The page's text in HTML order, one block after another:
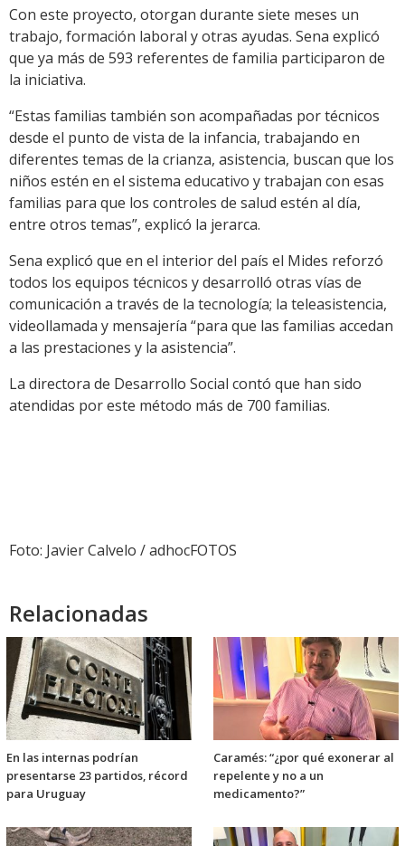
Con este proyecto, otorgan durante siete meses un
trabajo, formación laboral y otras ayudas. Sena explicó
que ya más de 593 referentes de familia participaron de
la iniciativa.
“Estas familias también son acompañadas por técnicos
desde el punto de vista de la infancia, trabajando en
diferentes temas de la crianza, asistencia, buscan que los
niños estén en el sistema educativo y trabajan con esas
familias para que los controles de salud estén al día,
entre otros temas”, explicó la jerarca.
Sena explicó que en el interior del país el Mides reforzó
todos los equipos técnicos y desarrolló otras vías de
comunicación a través de la tecnología; la teleasistencia,
videollamada y mensajería “para que las familias accedan
a las prestaciones y la asistencia”.
La directora de Desarrollo Social contó que han sido
atendidas por este método más de 700 familias.
Foto: Javier Calvelo / adhocFOTOS
Relacionadas
En las internas podrían
presentarse 23 partidos, récord
para Uruguay
Caramés: “¿por qué exonerar al
repelente y no a un
medicamento?”